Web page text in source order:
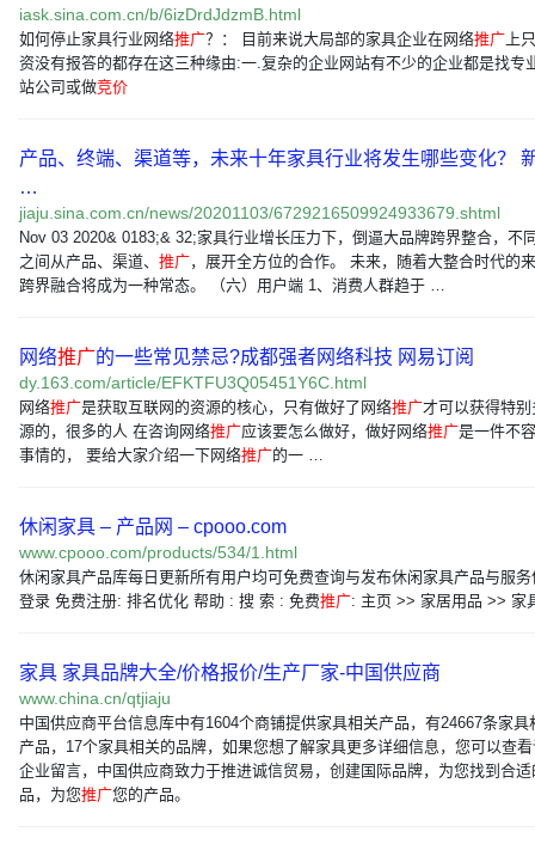
iask.sina.com.cn/b/6izDrdJdzmB.html
如何停止家具行业网络推广？： 目前来说大局部的家具企业在网络推广 上
资没有报答的都存在这三种缘由:一.复杂的企业网站有不少的企业都是找专
站公司或做竞价
产品、终端、渠道等，未来十年家具行业将发生哪些变化？
…
jiaju.sina.com.cn/news/20201103/6729216509924933679.shtml
Nov 03 2020& 0183;& 32;家具行业增长压力下，倒逼大品牌跨界整合，不
之间从产品、渠道、 推广，展开全方位的合作。 未来，随着大整合时代的
跨界融合将成为一种常态。 （六）用户端 1、消费人群趋于 …
网络推广的一些常见禁忌?成都强者网络科技 网易订阅
dy.163.com/article/EFKTFU3Q05451Y6C.html
网络推广是获取互联网的资源的核心，只有做好了网络推广才可以获得特别
源的，很多的人 在咨询网络推广应该要怎么做好，做好网络推广是一件不
事情的， 要给大家介绍一下网络推广的一 …
休闲家具 – 产品网 – cpooo.com
www.cpooo.com/products/534/1.html
休闲家具产品库每日更新所有用户均可免费查询与发布休闲家具产品与服务
登录 免费注册: 排名优化 帮助 : 搜 索 : 免费推广: 主页 >> 家居用品 >> 家
家具 家具品牌大全/价格报价/生产厂家-中国供应商
www.china.cn/qtjiaju
中国供应商平台信息库中有1604个商铺提供家具相关产品，有24667条家具
产品，17个家具相关的品牌，如果您想了解家具更多详细信息，您可以查
企业留言，中国供应商致力于推进诚信贸易，创建国际品牌，为您找到合适
品，为您推广您的产品。